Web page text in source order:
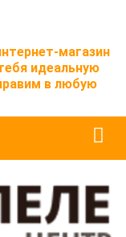
магазин
идеальную
в любую